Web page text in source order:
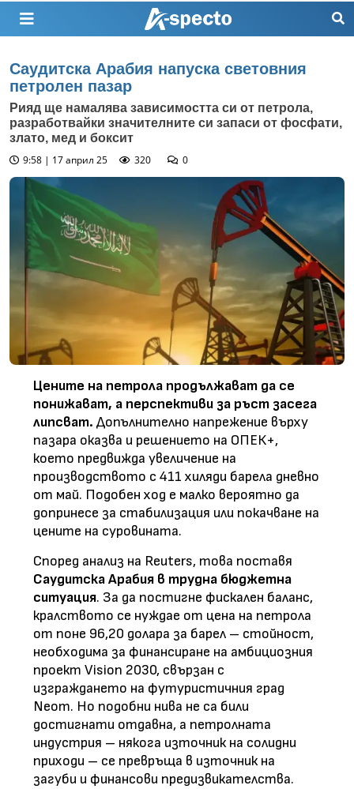
Саудитска Арабия напуска световния
петролен пазар
Рияд ще намалява зависимостта си от петрола,
разработвайки значителните си запаси от фосфати,
злато, мед и боксит
9:58 | 17 април 25
320 0
Цените на петрола продължават да се
понижават, а перспективи за ръст засега
липсват. Допълнително напрежение върху
пазара оказва и решението на ОПЕК+,
което предвижда увеличение на
производството с 411 хиляди барела дневно
от май. Подобен ход е малко вероятно да
допринесе за стабилизация или покачване на
цените на суровината.
Според анализ на Reuters, това поставя
Саудитска Арабия в трудна бюджетна
ситуация. За да постигне фискален баланс,
кралството се нуждае от цена на петрола
от поне 96,20 долара за барел – стойност,
необходима за финансиране на амбициозния
проект Vision 2030, свързан с
изграждането на футуристичния град
Neom. Но подобни нива не са били
достигнати отдавна, а петролната
индустрия – някога източник на солидни
приходи – се превръща в източник на
загуби и финансови предизвикателства.